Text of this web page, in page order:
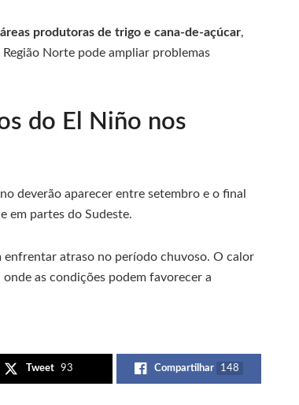
produtoras de trigo e cana-de-açúcar,
Norte pode ampliar problemas
do El Niño nos
deverão aparecer entre setembro e o final
em partes do Sudeste.
enfrentar atraso no período chuvoso. O calor
as condições podem favorecer a
Tweet 93 Compartilhar 148